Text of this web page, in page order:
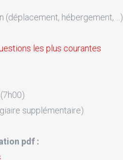
(déplacement, hébergement, ...)
les plus courantes
supplémentaire)
pdf :